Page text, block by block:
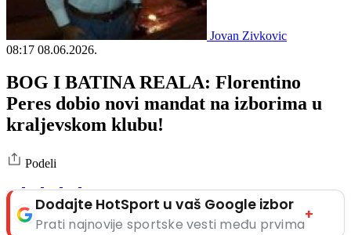
Jovan Zivkovic
08:17 08.06.2026.
BOG I BATINA REALA: Florentino
Peres dobio novi mandat na izborima u
kraljevskom klubu!
Podeli
Dodajte HotSport u vaš Google izbor
Prati najnovije sportske vesti među prvima
+